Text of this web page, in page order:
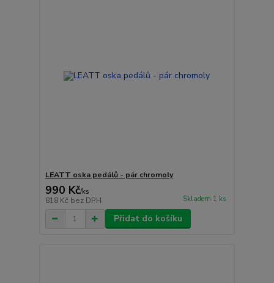
LEATT oska pedálů - pár chromoly
990 Kč/ks
818 Kč bez DPH Skladem 1 ks
Přidat do košíku